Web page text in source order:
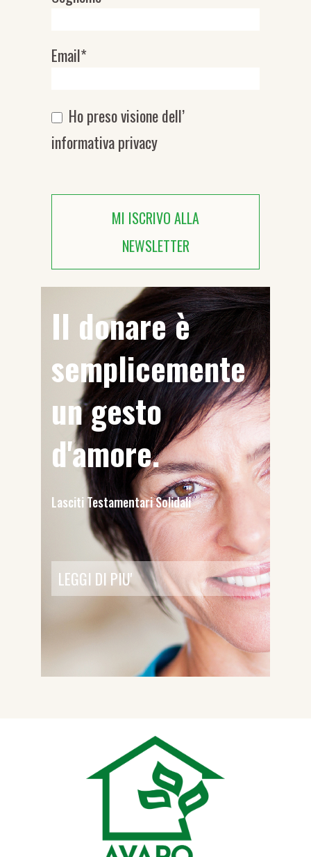
Email*
Ho preso visione dell’
informativa privacy
MI ISCRIVO ALLA
NEWSLETTER
Il donare è
semplicemente
un gesto
d'amore.
Lasciti Testamentari Solidali
LEGGI DI PIU'